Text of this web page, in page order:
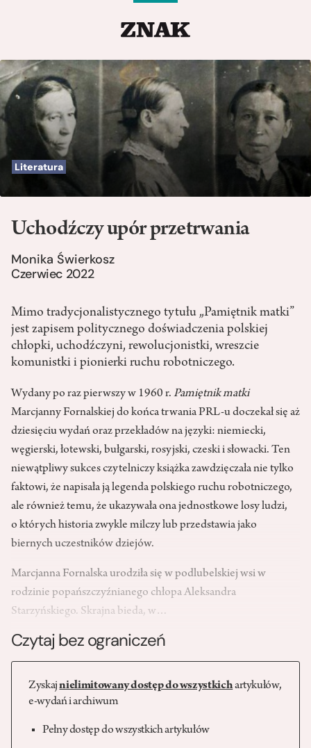
Literatura
Uchodźczy upór przetrwania
Monika Świerkosz
Czerwiec 2022
Mimo tradycjonalistycznego tytułu „Pamiętnik matki”
jest zapisem politycznego doświadczenia polskiej
chłopki, uchodźczyni, rewolucjonistki, wreszcie
komunistki i pionierki ruchu robotniczego.
Wydany po raz pierwszy w 1960 r. Pamiętnik matki
Marcjanny Fornalskiej do końca trwania PRL-u doczekał się aż
dziesięciu wydań oraz przekładów na języki: niemiecki,
węgierski, łotewski, bułgarski, rosyjski, czeski i słowacki. Ten
niewątpliwy sukces czytelniczy książka zawdzięczała nie tylko
faktowi, że napisała ją legenda polskiego ruchu robotniczego,
ale również temu, że ukazywała ona jednostkowe losy ludzi,
o których historia zwykle milczy lub przedstawia jako
biernych uczestników dziejów.
Marcjanna Fornalska urodziła się w podlubelskiej wsi w
rodzinie popańszczyźnianego chłopa Aleksandra
Starzyńskiego. Skrajna bieda, w…
Czytaj bez ograniczeń
Zyskajnielimitowany dostęp do wszystkichartykułów,
e-wydań i archiwum
Pełny dostęp do wszystkich artykułów